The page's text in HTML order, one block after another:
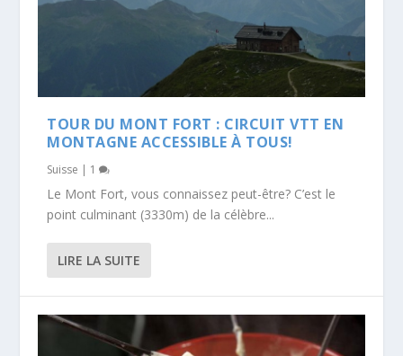
TOUR DU MONT FORT : CIRCUIT VTT EN
MONTAGNE ACCESSIBLE À TOUS!
Suisse | 1
Le Mont Fort, vous connaissez peut-être? C’est le
point culminant (3330m) de la célèbre...
LIRE LA SUITE